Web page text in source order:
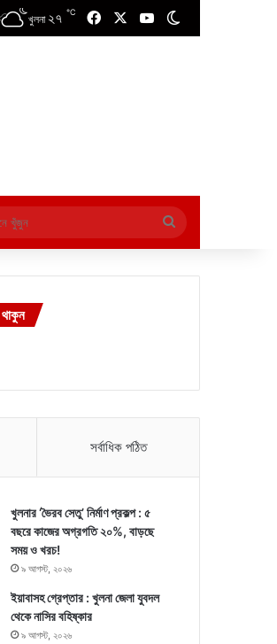
খুলনা ২৭ ℃ FacebookYouTube
এখানে
খুঁজুন
সর্বাধিক পঠিত
খুলনার ‘ভৈরব সেতু’ নির্মাণ প্রকল্প : ৫
বছরে কাজের অগ্রগতি ২০%, বাড়ছে
সময় ও খরচ!
৯ আগস্ট, ২০২৬
ইয়াবাসহ গ্রেপ্তার : খুলনা জেলা যুবদল
থেকে নাসির বহিষ্কার
৯ আগস্ট, ২০২৬